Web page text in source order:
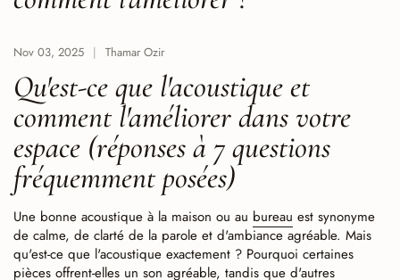
Nov 03, 2025 Thamar Ozir
Qu'est-ce que l'acoustique et
comment l'améliorer dans votre
espace (réponses à 7 questions
fréquemment posées)
Une bonne acoustique à la maison ou au bureau est synonyme
de calme, de clarté de la parole et d'ambiance agréable. Mais
qu'est-ce que l'acoustique exactement ? Pourquoi certaines
pièces offrent-elles un son agréable, tandis que d'autres